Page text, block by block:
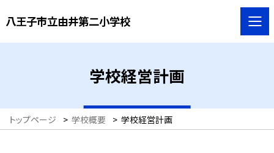
八王子市立由井第二小学校
学校経営計画
トップページ > 学校概要 > 学校経営計画